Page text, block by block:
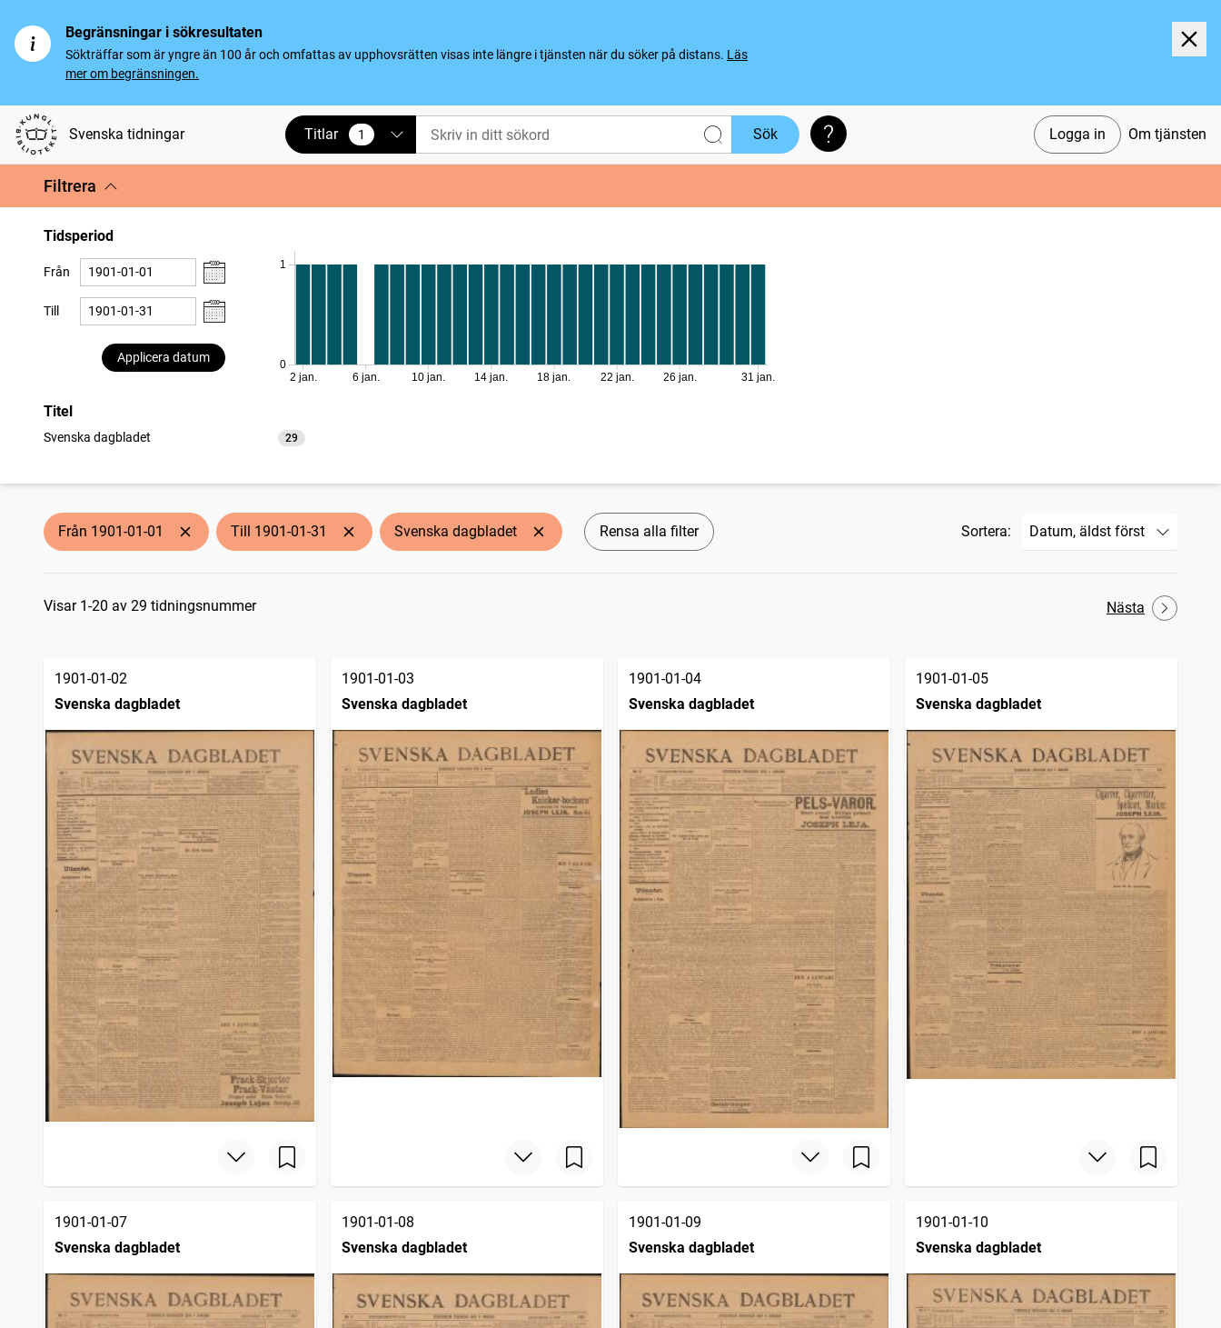
Begränsningar i sökresultaten
Sökträffar som är yngre än 100 år och omfattas av upphovsrätten visas inte längre i tjänsten när du söker på distans. Läs
mer om begränsningen.
Svenska tidningar Logga in Om tjänsten
Titlar 1
vald Sök Söktips
Filtrera
Tidsperiod
Från
Till
Applicera datum
0
1
2 jan. 6 jan. 10 jan. 14 jan. 18 jan. 22 jan. 26 jan. 31 jan.
Titel
Svenska dagbladet 29
träffar
Från 1901-01-01 Till 1901-01-31 Svenska dagbladet Rensa alla filter Sortera:
Sökresultat
Visar 1-20 av 29 tidningsnummer Nästa
1901-01-02
Svenska dagbladet
1901-01-03
Svenska dagbladet
1901-01-04
Svenska dagbladet
1901-01-05
Svenska dagbladet
1901-01-07
Svenska dagbladet
1901-01-08
Svenska dagbladet
1901-01-09
Svenska dagbladet
1901-01-10
Svenska dagbladet